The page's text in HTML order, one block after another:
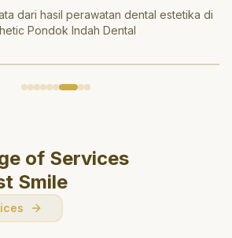
dari hasil perawatan dental estetika di
Pondok Indah Dental
of Services
Smile